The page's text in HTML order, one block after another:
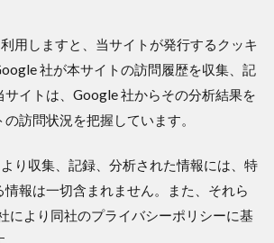
用しますと、当サイトが発行するクッキ
社が本サイトの訪問履歴を収集、記
イトは、Google 社からその分析結果を
訪問状況を把握しています。
り収集、記録、分析された情報には、特
情報は一切含まれません。また、それら
により同社のプライバシーポリシーに基